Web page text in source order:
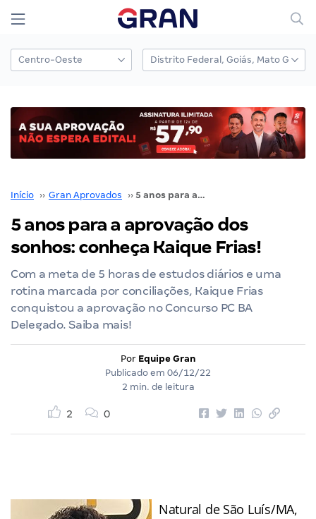
Início ›› Gran Aprovados ›› 5 anos para a aprovação dos sonhos: conheça Kaique Frias!
5 anos para a aprovação dos
sonhos: conheça Kaique Frias!
Com a meta de 5 horas de estudos diários e uma
rotina marcada por conciliações, Kaique Frias
conquistou a aprovação no Concurso PC BA
Delegado. Saiba mais!
Por Equipe Gran
Publicado em 06/12/22
2 min. de leitura
2 0
Natural de São Luís/MA,